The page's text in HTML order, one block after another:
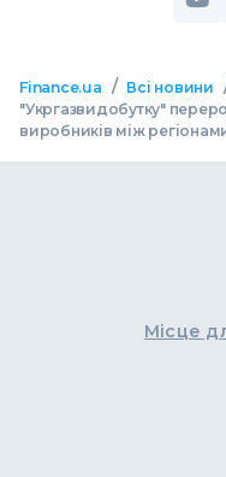
Finance.ua / Всі новини
"Укргазвидобутку"
виробників між
Місце